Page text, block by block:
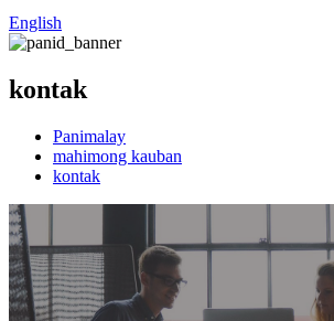
English
kontak
Panimalay
mahimong kauban
kontak